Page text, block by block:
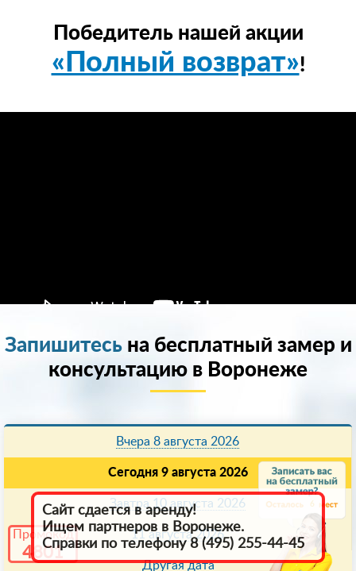
6
Промокод
4801
Победитель нашей акции
«Полный возврат»!
Запишитесьна бесплатный замер и
консультацию в Воронеже
Вчера 8 августа 2026
Сегодня 9 августа 2026
Завтра 10 августа 2026
11 августа 2026
Другая дата
Сайт сдается в аренду!
Ищем партнеров в Воронеже.
Справки по телефону 8 (495) 255-44-45